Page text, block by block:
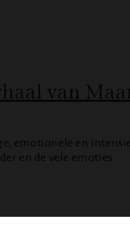
van
emotionele en
en de vele emoties